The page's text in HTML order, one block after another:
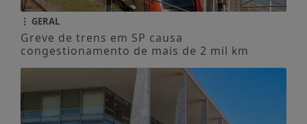
GERAL
Greve de trens em SP causa
congestionamento de mais de 2 mil km